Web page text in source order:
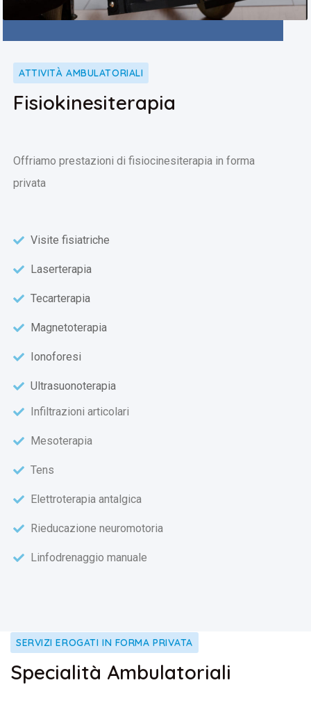
ATTIVITÀ AMBULATORIALI
Fisiokinesiterapia
Offriamo prestazioni di fisiocinesiterapia in forma
privata
Visite fisiatriche
Laserterapia
Tecarterapia
Magnetoterapia
Ionoforesi
Ultrasuonoterapia
Infiltrazioni articolari
Mesoterapia
Tens
Elettroterapia antalgica
Rieducazione neuromotoria
Linfodrenaggio manuale
SERVIZI EROGATI IN FORMA PRIVATA
Specialità Ambulatoriali